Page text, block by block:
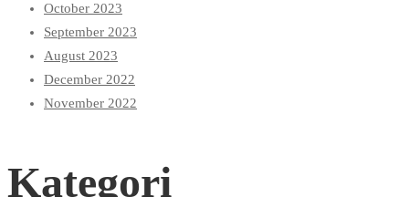
October 2023
September 2023
August 2023
December 2022
November 2022
Kategori